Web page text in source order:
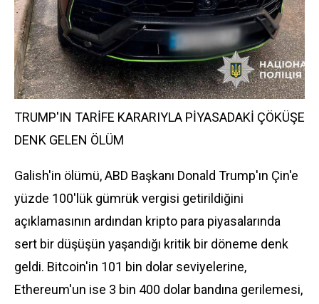
TRUMP'IN TARİFE KARARIYLA PİYASADAKİ ÇÖKÜŞE
DENK GELEN ÖLÜM
Galish'in ölümü, ABD Başkanı Donald Trump'ın Çin'e
yüzde 100'lük gümrük vergisi getirildiğini
açıklamasının ardından kripto para piyasalarında
sert bir düşüşün yaşandığı kritik bir döneme denk
geldi. Bitcoin'in 101 bin dolar seviyelerine,
Ethereum'un ise 3 bin 400 dolar bandına gerilemesi,